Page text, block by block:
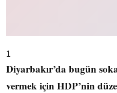
1
Diyarbakır’da bugün
vermek için HDP’nin